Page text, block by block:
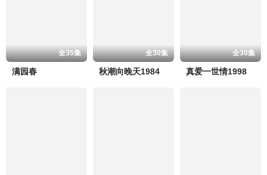
全35集
满园春
全30集
秋潮向晚天1984
全30集
真爱一世情1998